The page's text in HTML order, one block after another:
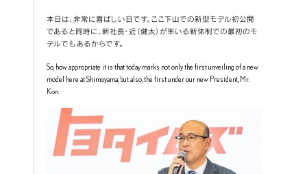
本日は、非常に喜ばしい日です。ここ下山での新型モデル初公開
であると同時に、新社長・近（健太）が率いる新体制での最初のモ
デルでもあるからです。
So, how appropriate it is that today marks not only the first unveiling of a new
model here at Shimoyama, but also, the first under our new President, Mr.
Kon.